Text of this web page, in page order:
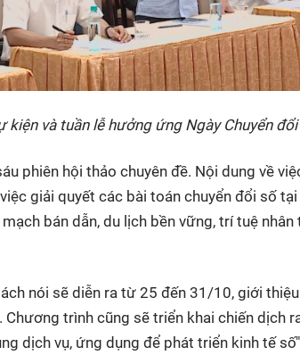
kiện và tuần lễ hưởng ứng Ngày Chuyển
phiên hội thảo chuyên đề. Nội dung về
giải quyết các bài toán chuyển đổi số
bán dẫn, du lịch bền vững, trí tuệ nhân
nói sẽ diễn ra từ 25 đến 31/10, giới
trình cũng sẽ triển khai chiến dịch
dịch vụ, ứng dụng để phát triển kinh tế